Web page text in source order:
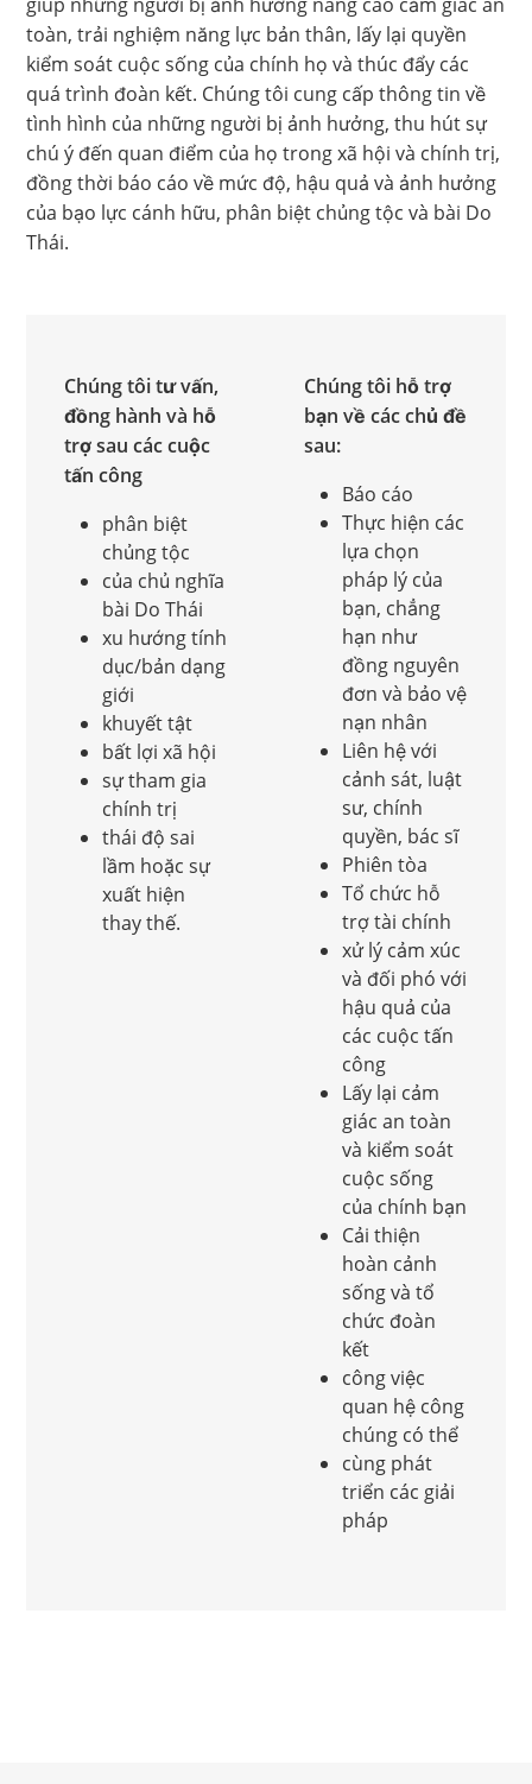
giúp những người bị ảnh hưởng nâng cao cảm giác an
toàn, trải nghiệm năng lực bản thân, lấy lại quyền
kiểm soát cuộc sống của chính họ và thúc đẩy các
quá trình đoàn kết. Chúng tôi cung cấp thông tin về
tình hình của những người bị ảnh hưởng, thu hút sự
chú ý đến quan điểm của họ trong xã hội và chính trị,
đồng thời báo cáo về mức độ, hậu quả và ảnh hưởng
của bạo lực cánh hữu, phân biệt chủng tộc và bài Do
Thái.
Chúng tôi tư vấn,
đồng hành và hỗ
trợ sau các cuộc
tấn công
phân biệt
chủng tộc
của chủ nghĩa
bài Do Thái
xu hướng tính
dục/bản dạng
giới
khuyết tật
bất lợi xã hội
sự tham gia
chính trị
thái độ sai
lầm hoặc sự
xuất hiện
thay thế.
Chúng tôi hỗ trợ
bạn về các chủ đề
sau:
Báo cáo
Thực hiện các
lựa chọn
pháp lý của
bạn, chẳng
hạn như
đồng nguyên
đơn và bảo vệ
nạn nhân
Liên hệ với
cảnh sát, luật
sư, chính
quyền, bác sĩ
Phiên tòa
Tổ chức hỗ
trợ tài chính
xử lý cảm xúc
và đối phó với
hậu quả của
các cuộc tấn
công
Lấy lại cảm
giác an toàn
và kiểm soát
cuộc sống
của chính bạn
Cải thiện
hoàn cảnh
sống và tổ
chức đoàn
kết
công việc
quan hệ công
chúng có thể
cùng phát
triển các giải
pháp